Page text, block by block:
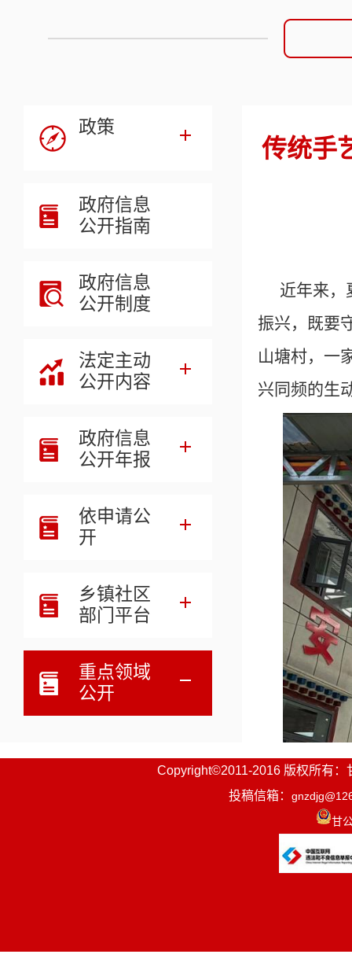
政策
政府信息
公开指南
政府信息
公开制度
法定主动
公开内容
政府信息
公开年报
依申请公
开
乡镇社区
部门平台
重点领域
公开
传统手
近年来，
振兴，既要
山塘村，一
兴同频的生
依托当地
Copyright©2011-2016 版权所有：
投稿信箱：
甘